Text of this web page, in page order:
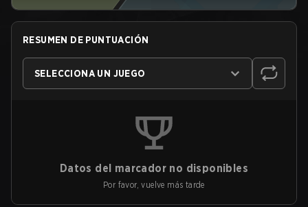
RESUMEN DE PUNTUACIÓN
SELECCIONA UN JUEGO
Datos del marcador no disponibles
Por favor, vuelve más tarde